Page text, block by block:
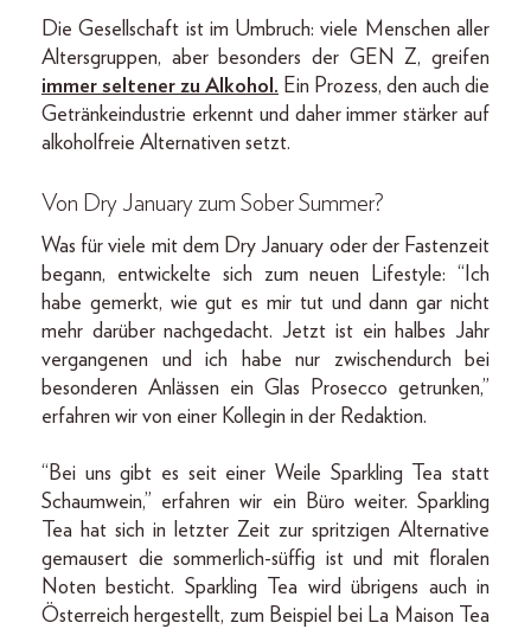
Die Gesellschaft ist im Umbruch: viele Menschen aller
Altersgruppen, aber besonders der GEN Z, greifen
immer seltener zu Alkohol. Ein Prozess, den auch die
Getränkeindustrie erkennt und daher immer stärker auf
alkoholfreie Alternativen setzt.
Von Dry January zum Sober Summer?
Was für viele mit dem Dry January oder der Fastenzeit
begann, entwickelte sich zum neuen Lifestyle: “Ich
habe gemerkt, wie gut es mir tut und dann gar nicht
mehr darüber nachgedacht. Jetzt ist ein halbes Jahr
vergangenen und ich habe nur zwischendurch bei
besonderen Anlässen ein Glas Prosecco getrunken,”
erfahren wir von einer Kollegin in der Redaktion.
“Bei uns gibt es seit einer Weile Sparkling Tea statt
Schaumwein,” erfahren wir ein Büro weiter. Sparkling
Tea hat sich in letzter Zeit zur spritzigen Alternative
gemausert die sommerlich-süffig ist und mit floralen
Noten besticht. Sparkling Tea wird übrigens auch in
Österreich hergestellt, zum Beispiel bei La Maison Tea